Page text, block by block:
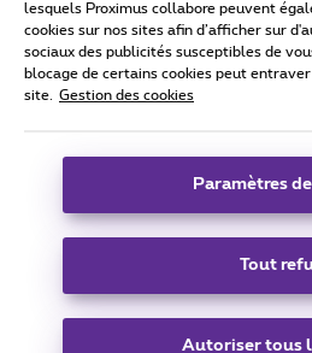
Tous droits réservés. © 2026
Conditions générales, info
Coordonnées de l’entreprise
Boulevard du Roi Albert II 27 - B-
Carrier & Wholesale Solutions
|Telindus
lesquels Proximus collabore peuvent
cookies sur nos sites afin d’afficher sur
sociaux des publicités susceptibles de
blocage de certains cookies peut
site.
Gestion des cookies
Paramètres
Tout
Autoriser tous